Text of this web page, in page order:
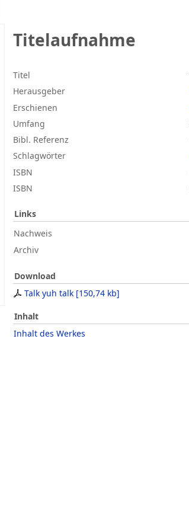
Titelaufnahme
Titel
Herausgeber
Erschienen
Umfang
Bibl. Referenz
Schlagwörter
ISBN
ISBN
Links
Nachweis
Archiv
Download
Talk yuh talk [150,74 kb]
Inhalt
Inhalt des Werkes